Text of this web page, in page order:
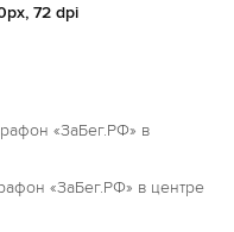
72 dpi
«ЗаБег.РФ» в
«ЗаБег.РФ» в центре